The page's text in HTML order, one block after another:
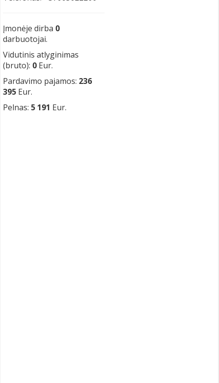
Įmonėje dirba 0
darbuotojai.
Vidutinis atlyginimas
(bruto): 0 Eur.
Pardavimo pajamos: 236
395 Eur.
Pelnas: 5 191 Eur.